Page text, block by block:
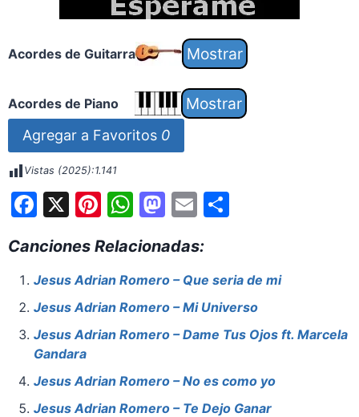
Acordes de Guitarra
Acordes de Piano
Agregar a Favoritos 0
Vistas (2025):1.141
F
c
e
b
o
o
k
X Pi
er
e
st
W
at
s
A
p
M
st
o
d
o
E
ai
l
S
e
Canciones Relacionadas:
Jesus Adrian Romero – Que seria de mi
Jesus Adrian Romero – Mi Universo
Jesus Adrian Romero – Dame Tus Ojos ft. Marcela
Gandara
Jesus Adrian Romero – No es como yo
Jesus Adrian Romero – Te Dejo Ganar